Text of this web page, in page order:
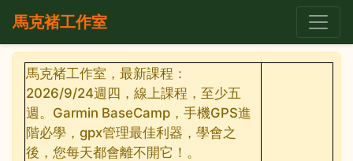
馬克褚工作室
馬克褚工作室，最新課程：
2026/9/24週四，線上課程，至少五
週。Garmin BaseCamp，手機GPS進
階必學，gpx管理最佳利器，學會之
後，您每天都會離不開它！。